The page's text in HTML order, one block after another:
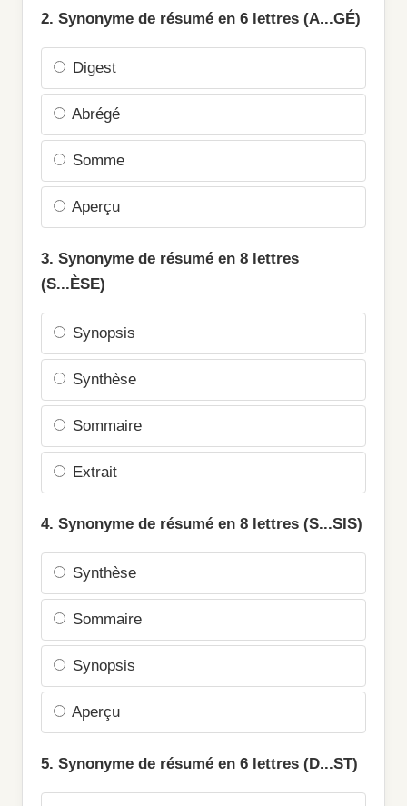
2. Synonyme de résumé en 6 lettres (A...GÉ)
Digest
Abrégé
Somme
Aperçu
3. Synonyme de résumé en 8 lettres
(S...ÈSE)
Synopsis
Synthèse
Sommaire
Extrait
4. Synonyme de résumé en 8 lettres (S...SIS)
Synthèse
Sommaire
Synopsis
Aperçu
5. Synonyme de résumé en 6 lettres (D...ST)